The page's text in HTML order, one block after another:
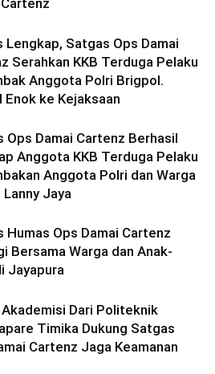
Lengkap, Satgas Ops Damai
Serahkan KKB Terduga Pelaku
Anggota Polri Brigpol.
Enok ke Kejaksaan
Ops Damai Cartenz Berhasil
Anggota KKB Terduga Pelaku
Anggota Polri dan Warga
Lanny Jaya
Humas Ops Damai Cartenz
Bersama Warga dan Anak-
Jayapura
Dari Politeknik
Timika Dukung Satgas
Cartenz Jaga Keamanan